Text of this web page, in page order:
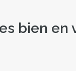
bien en